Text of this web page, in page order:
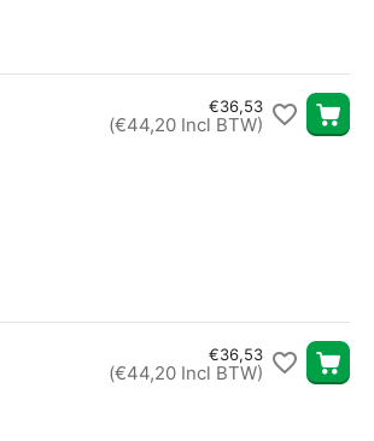
€36,53
(€44,20 Incl BTW)
€36,53
(€44,20 Incl BTW)